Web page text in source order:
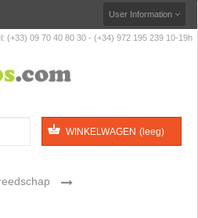
User Information
(+33) 09 70 40 80 30 - (+34) 972 195 239 10-19h
WINKELWAGEN (leeg)
>